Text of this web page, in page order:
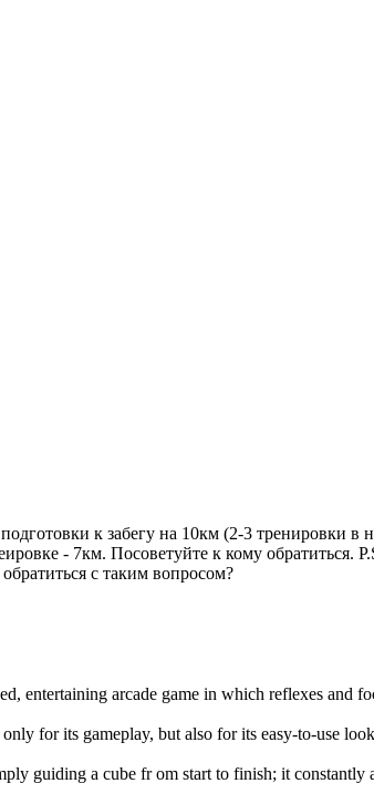
к забегу на 10км (2-3 тренировки в
- 7км. Посоветуйте к кому обратиться.
с таким вопросом?
entertaining arcade game in which reflexes and
for its gameplay, but also for its easy-to-use
guiding a cube fr om start to finish; it constantly